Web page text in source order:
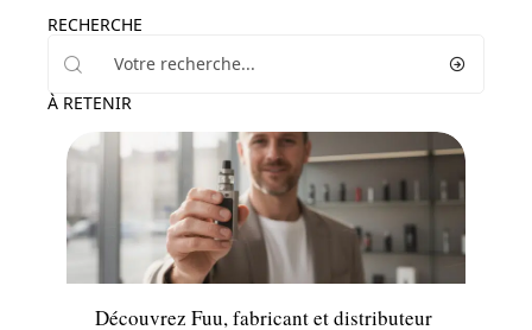
RECHERCHE
À RETENIR
Découvrez Fuu, fabricant et distributeur